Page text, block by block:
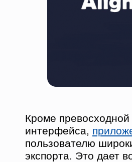
Кроме
интерфейса,
пользователю
экспорта. Это дает